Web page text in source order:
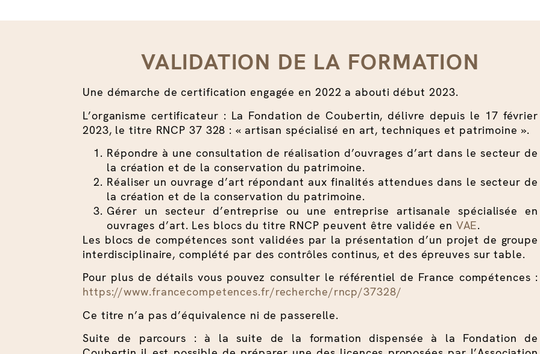
VALIDATION DE LA FORMATION
Une démarche de certification engagée en 2022 a abouti début 2023.
L’organisme certificateur : La Fondation de Coubertin, délivre depuis le 17 février
2023, le titre RNCP 37 328 : « artisan spécialisé en art, techniques et patrimoine ».
Répondre à une consultation de réalisation d’ouvrages d’art dans le secteur de
la création et de la conservation du patrimoine.
Réaliser un ouvrage d’art répondant aux finalités attendues dans le secteur de
la création et de la conservation du patrimoine.
Gérer un secteur d’entreprise ou une entreprise artisanale spécialisée en
ouvrages d’art. Les blocs du titre RNCP peuvent être validée en VAE.
Les blocs de compétences sont validées par la présentation d’un projet de groupe
interdisciplinaire, complété par des contrôles continus, et des épreuves sur table.
Pour plus de détails vous pouvez consulter le référentiel de France compétences :
https://www.francecompetences.fr/recherche/rncp/37328/
Ce titre n’a pas d’équivalence ni de passerelle.
Suite de parcours : à la suite de la formation dispensée à la Fondation de